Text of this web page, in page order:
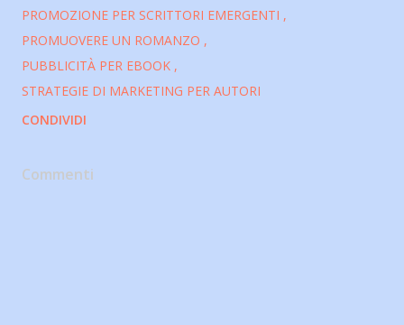
PROMOZIONE PER SCRITTORI EMERGENTI
PROMUOVERE UN ROMANZO
PUBBLICITÀ PER EBOOK
STRATEGIE DI MARKETING PER AUTORI
CONDIVIDI
Commenti